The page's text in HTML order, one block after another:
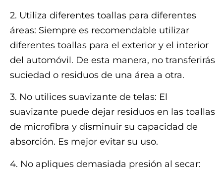
2. Utiliza diferentes toallas para diferentes
áreas: Siempre es recomendable utilizar
diferentes toallas para el exterior y el interior
del automóvil. De esta manera, no transferirás
suciedad o residuos de una área a otra.
3. No utilices suavizante de telas: El
suavizante puede dejar residuos en las toallas
de microfibra y disminuir su capacidad de
absorción. Es mejor evitar su uso.
4. No apliques demasiada presión al secar: